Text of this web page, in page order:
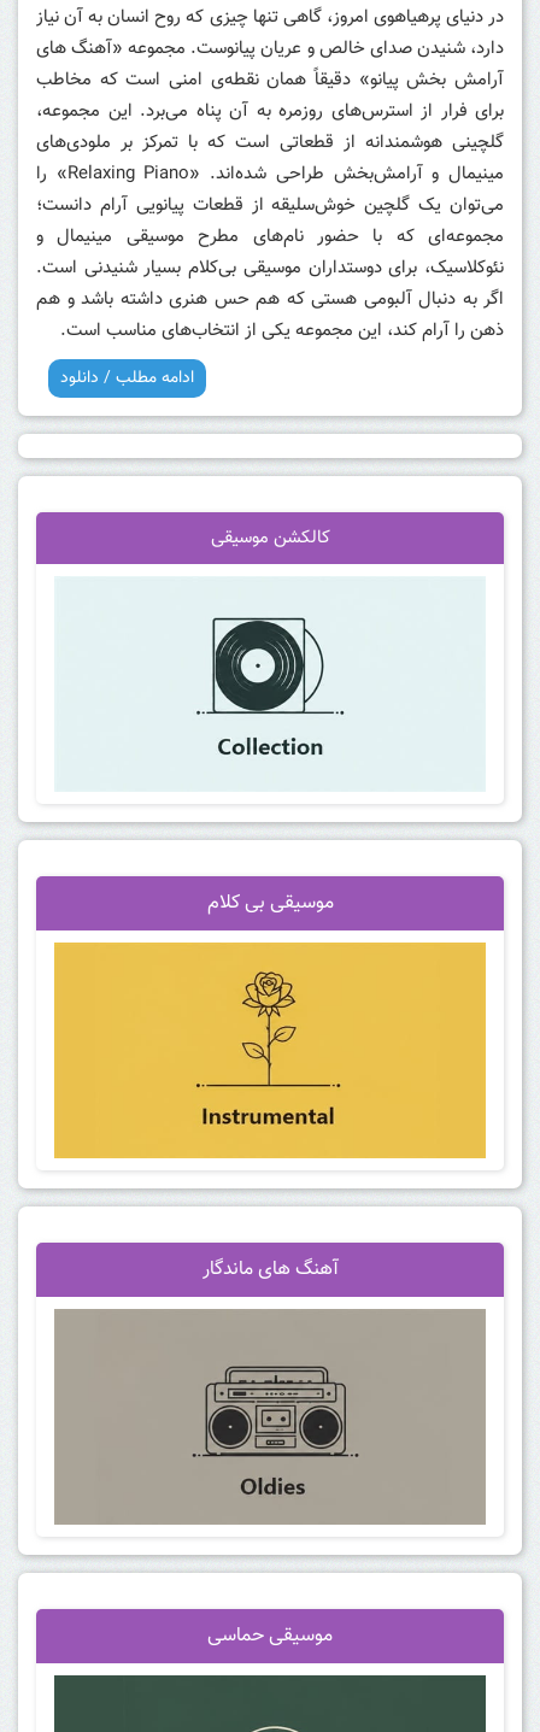
در دنیای پرهیاهوی امروز، گاهی تنها چیزی که روح انسان به آن نیاز
دارد، شنیدن صدای خالص و عریان پیانوست. مجموعه «آهنگ های
آرامش بخش پیانو» دقیقاً همان نقطه‌ی امنی است که مخاطب
برای فرار از استرس‌های روزمره به آن پناه می‌برد. این مجموعه،
گلچینی هوشمندانه از قطعاتی است که با تمرکز بر ملودی‌های
مینیمال و آرامش‌بخش طراحی شده‌اند. «Relaxing Piano» را
می‌توان یک گلچین خوش‌سلیقه از قطعات پیانویی آرام دانست؛
مجموعه‌ای که با حضور نام‌های مطرح موسیقی مینیمال و
نئوکلاسیک، برای دوستداران موسیقی بی‌کلام بسیار شنیدنی است.
اگر به دنبال آلبومی هستی که هم حس هنری داشته باشد و هم
ذهن را آرام کند، این مجموعه یکی از انتخاب‌های مناسب است.
ادامه مطلب / دانلود
کالکشن موسیقی
موسیقی بی کلام
آهنگ های ماندگار
موسیقی حماسی